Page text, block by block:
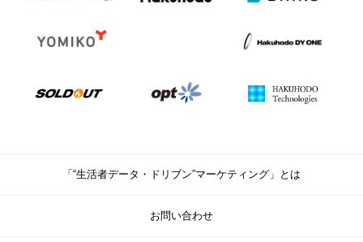
「“生活者データ・ドリブン”マーケティング」とは
お問い合わせ